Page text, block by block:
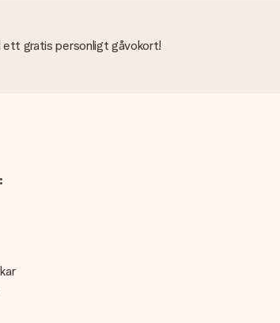
gratis personligt gåvokort!